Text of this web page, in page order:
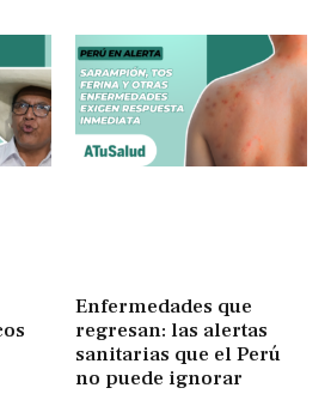
Enfermedades que
regresan: las alertas
sanitarias que el Perú
no puede ignorar